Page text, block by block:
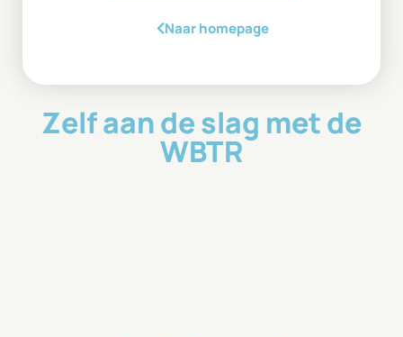
Naar homepage
Zelf aan de slag met de
WBTR